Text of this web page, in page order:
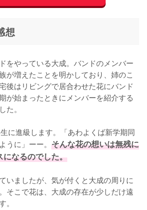
想
をやっている大成。バンドのメンバー
が増えたことを明かしており、姉のこ
後はリビングで居合わせた花にバンド
が始まったときにメンバーを紹介する
た。
に進級します。「あわよくば新学期同
うに」ーー。 そんな花の想いは無残に
になるのでした。
いましたが、気が付くと大成の周りに
そこで花は、大成の存在が少しだけ遠